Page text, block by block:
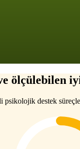
ölçülebilen
destek